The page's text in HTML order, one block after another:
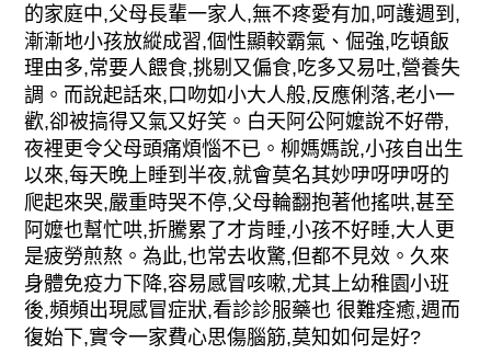
的家庭中,父母長輩一家人,無不疼愛有加,呵護週到,
漸漸地小孩放縱成習,個性顯較霸氣、倔強,吃頓飯
理由多,常要人餵食,挑剔又偏食,吃多又易吐,營養失
調。而說起話來,口吻如小大人般,反應俐落,老小一
歡,卻被搞得又氣又好笑。白天阿公阿嬤說不好帶,
夜裡更令父母頭痛煩惱不已。柳媽媽說,小孩自出生
以來,每天晚上睡到半夜,就會莫名其妙吚呀吚呀的
爬起來哭,嚴重時哭不停,父母輪翻抱著他搖哄,甚至
阿嬤也幫忙哄,折騰累了才肯睡,小孩不好睡,大人更
是疲勞煎熬。為此,也常去收驚,但都不見效。久來
身體免疫力下降,容易感冒咳嗽,尤其上幼稚園小班
後,頻頻出現感冒症狀,看診診服藥也 很難痊癒,週而
復始下,實令一家費心思傷腦筋,莫知如何是好?